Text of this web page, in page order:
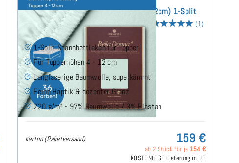
Bella Donna La Piccola DUO1 (bis 12cm) 1-Split
Topper Spannbettlaken 180x200 cm
(1)
1-Split Spannbettlaken für Topper
Für Topperhöhen 4 - 12 cm
Langfaserige Baumwolle, superkämmt
Feine Haptik & dezenter Glanz
220 g/m² - 97% Baumwolle / 3% Elastan
Karton (Paketversand) 159 €
ab 2 Stück für je 154 €
KOSTENLOSE Lieferung in DE